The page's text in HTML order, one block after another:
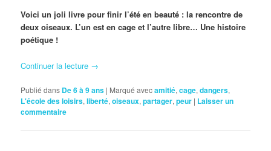
Voici un joli livre pour finir l’été en beauté : la rencontre de
deux oiseaux. L’un est en cage et l’autre libre… Une histoire
poétique !
Continuer la lecture →
Publié dans De 6 à 9 ans | Marqué avecamitié,cage,dangers,
L'école des loisirs,liberté,oiseaux,partager,peur | Laisser un
commentaire